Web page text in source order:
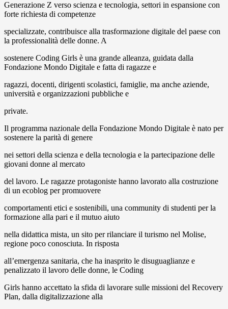
Generazione Z verso scienza e tecnologia, settori in espansione con
forte richiesta di competenze
specializzate, contribuisce alla trasformazione digitale del paese con
la professionalità delle donne. A
sostenere Coding Girls è una grande alleanza, guidata dalla
Fondazione Mondo Digitale e fatta di ragazze e
ragazzi, docenti, dirigenti scolastici, famiglie, ma anche aziende,
università e organizzazioni pubbliche e
private.
Il programma nazionale della Fondazione Mondo Digitale è nato per
sostenere la parità di genere
nei settori della scienza e della tecnologia e la partecipazione delle
giovani donne al mercato
del lavoro. Le ragazze protagoniste hanno lavorato alla costruzione
di un ecoblog per promuovere
comportamenti etici e sostenibili, una community di studenti per la
formazione alla pari e il mutuo aiuto
nella didattica mista, un sito per rilanciare il turismo nel Molise,
regione poco conosciuta. In risposta
all’emergenza sanitaria, che ha inasprito le disuguaglianze e
penalizzato il lavoro delle donne, le Coding
Girls hanno accettato la sfida di lavorare sulle missioni del Recovery
Plan, dalla digitalizzazione alla